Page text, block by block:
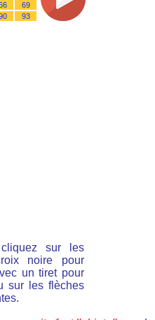
69
93
sur les
noire pour
un tiret pour
sur les flèches